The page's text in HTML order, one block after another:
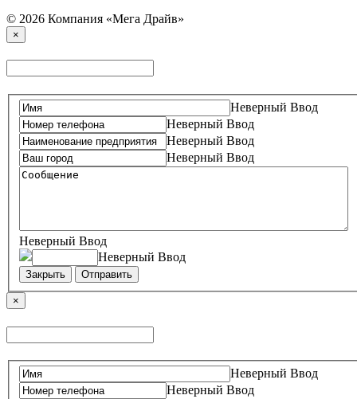
© 2026 Компания «Мега Драйв»
×
Неверный Ввод
Неверный Ввод
Неверный Ввод
Неверный Ввод
Неверный Ввод
Неверный Ввод
Закрыть Отправить
×
Неверный Ввод
Неверный Ввод